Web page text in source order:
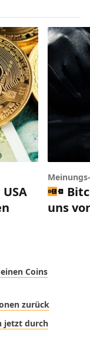
uns
Coins
zurück
jetzt durch